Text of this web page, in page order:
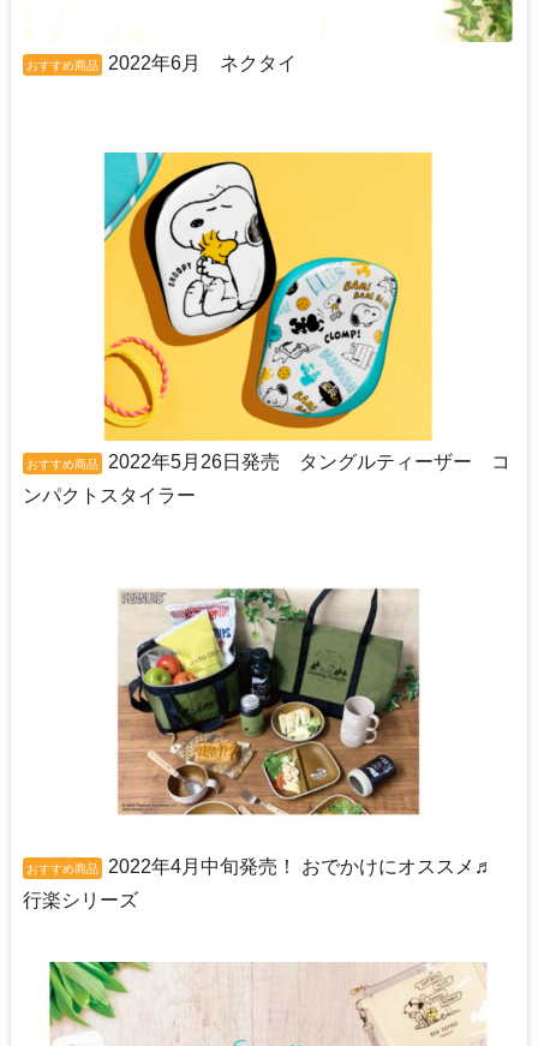
おすすめ商品 2022年6月 ネクタイ
おすすめ商品
2022年5月26日発売 タングルティーザー コ
ンパクトスタイラー
おすすめ商品
2022年4月中旬発売！ おでかけにオススメ♬
行楽シリーズ